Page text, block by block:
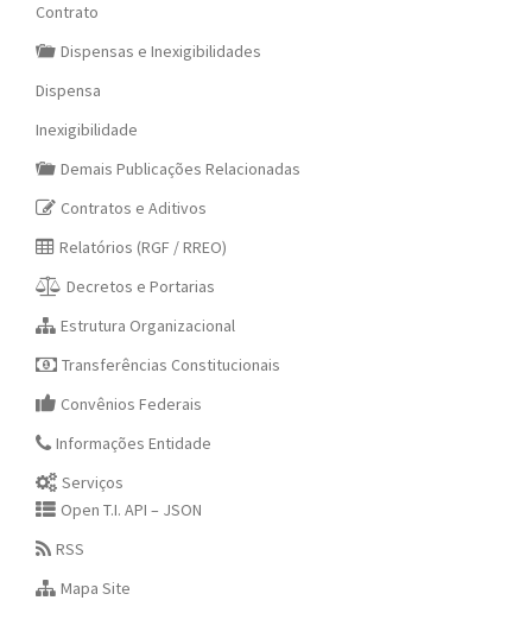
Contrato
Dispensas e Inexigibilidades
Dispensa
Inexigibilidade
Demais Publicações Relacionadas
Contratos e Aditivos
Relatórios (RGF / RREO)
Decretos e Portarias
Estrutura Organizacional
Transferências Constitucionais
Convênios Federais
Informações Entidade
Serviços
Open T.I. API – JSON
RSS
Mapa Site